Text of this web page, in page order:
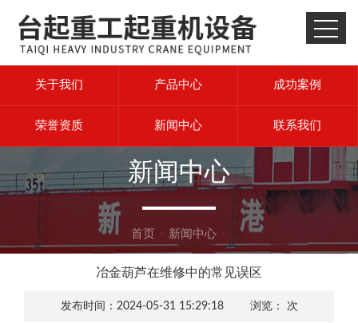
关于我们 产品中心 成功案例
荣誉资质 新闻中心 联系我们
新闻中心
首页 新闻中心
冶金葫芦在维修中的常见误区
发布时间：2024-05-31 15:29:18 浏览： 次